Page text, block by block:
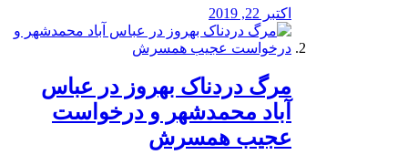
اکتبر 22, 2019
مرگ دردناک بهروز در عباس
آباد محمدشهر و درخواست
عجیب همسرش